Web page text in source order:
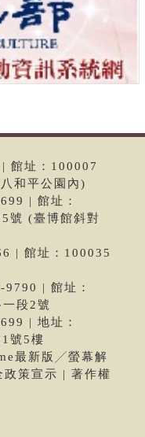
館址：100007
和平公園內)
| 館址：
號 (臺博館斜對
| 館址：100035
| 館址：
段2號
| 地址：
號5樓
最新版╱螢幕解
策宣示 | 著作權